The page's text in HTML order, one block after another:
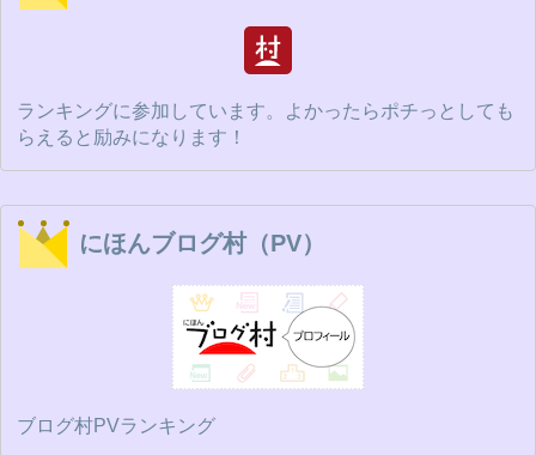
ランキングに参加しています。よかったらポチっとしても
らえると励みになります！
にほんブログ村（PV）
ブログ村PVランキング